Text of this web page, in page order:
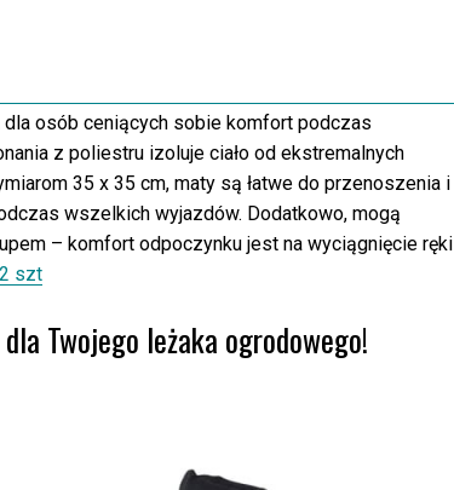
osób ceniących sobie komfort podczas
z poliestru izoluje ciało od ekstremalnych
35 x 35 cm, maty są łatwe do przenoszenia i
wszelkich wyjazdów. Dodatkowo, mogą
– komfort odpoczynku jest na wyciągnięcie
szt
Twojego leżaka ogrodowego!